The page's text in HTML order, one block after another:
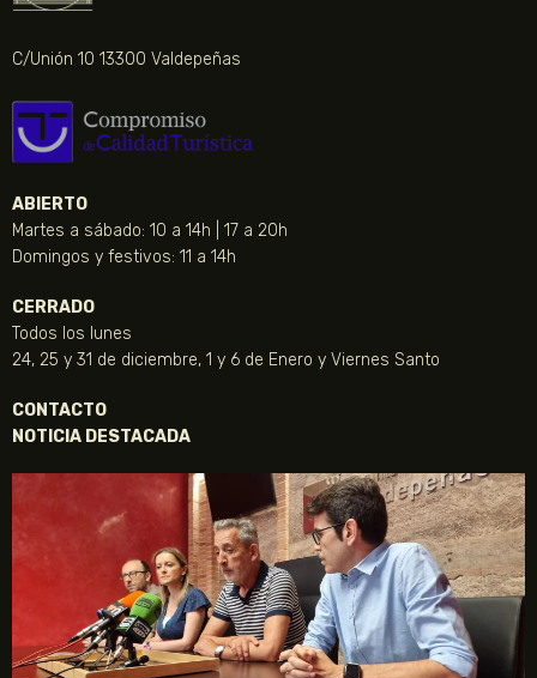
C/Unión 10 13300 Valdepeñas
ABIERTO
Martes a sábado: 10 a 14h | 17 a 20h
Domingos y festivos: 11 a 14h
CERRADO
Todos los lunes
24, 25 y 31 de diciembre, 1 y 6 de Enero y Viernes Santo
CONTACTO
NOTICIA DESTACADA